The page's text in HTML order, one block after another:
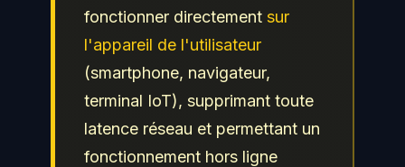
fonctionner directement sur
l'appareil de l'utilisateur
(smartphone, navigateur,
terminal IoT), supprimant toute
latence réseau et permettant un
fonctionnement hors ligne